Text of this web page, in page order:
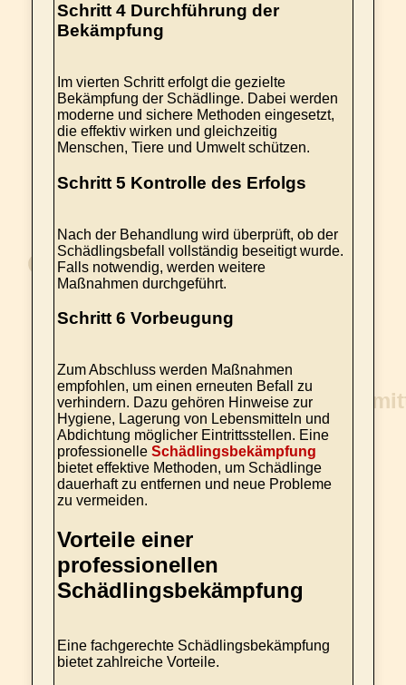
Schritt 4 Durchführung der
Bekämpfung
Im vierten Schritt erfolgt die gezielte
Bekämpfung der Schädlinge. Dabei werden
moderne und sichere Methoden eingesetzt,
die effektiv wirken und gleichzeitig
Menschen, Tiere und Umwelt schützen.
Schritt 5 Kontrolle des Erfolgs
Nach der Behandlung wird überprüft, ob der
Schädlingsbefall vollständig beseitigt wurde.
Falls notwendig, werden weitere
Maßnahmen durchgeführt.
Schritt 6 Vorbeugung
Zum Abschluss werden Maßnahmen
empfohlen, um einen erneuten Befall zu
verhindern. Dazu gehören Hinweise zur
Hygiene, Lagerung von Lebensmitteln und
Abdichtung möglicher Eintrittsstellen. Eine
professionelle Schädlingsbekämpfung
bietet effektive Methoden, um Schädlinge
dauerhaft zu entfernen und neue Probleme
zu vermeiden.
Vorteile einer
professionellen
Schädlingsbekämpfung
Eine fachgerechte Schädlingsbekämpfung
bietet zahlreiche Vorteile.